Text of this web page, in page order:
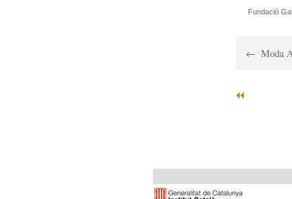
Fundació
Moda